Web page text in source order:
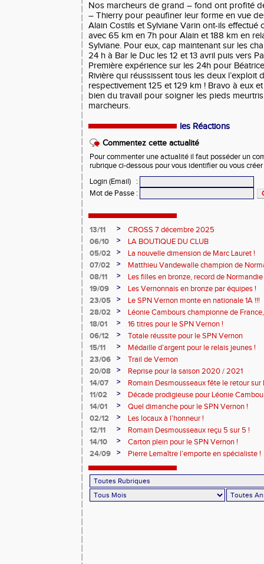
Nos marcheurs de grand – fond ont profité
– Thierry pour peaufiner leur forme en vue
Alain Costils et Sylviane Varin ont-ils effectué
avec 65 km en 7h pour Alain et 188 km en
Sylviane. Pour eux, cap maintenant sur les
24 h à Bar le Duc les 12 et 13 avril puis vers
Première expérience sur les 24h pour
Rivière qui réussissent tous les deux l’exploit
respectivement 125 et 129 km ! Bravo à eux
bien du travail pour soigner les pieds
marcheurs.
les Réactions
Commentez cette actualité
Pour commenter une actualité il faut posséder un
rubrique ci-dessous pour vous identifier ou vous
Login (Email)
:
Mot de Passe :
13/11 >
CROSS 7 décembre 2025
06/10
>
LA BOUTIQUE DU CLUB
05/02
>
La nouvelle dimension de Marc Lauret !
07/02
>
Matthieu Vandewalle champion de
08/11
>
Les filles en bronze, record de
19/09
>
Les Vernonnais en bronze par équipes !
23/05
>
Le SPN Vernon monte en nationale 1A !!!
28/02
>
Léonie Cambours championne de
!
18/01 >
16 titres pour le SPN Vernon !
06/12
>
Totale réussite pour le SPN Vernon
15/11
>
Médaille d’argent pour le relais jeunes !
23/06
>
Trail de Vernon
20/08
>
Reprise pour la saison 2020 / 2021
14/07
>
Romain Desmousseaux fête le retour sur
11/02
>
Décade prodigieuse pour Léonie
14/01
>
Quel dimanche pour le SPN Vernon !
02/12
>
Les locaux à l’honneur !
12/11
>
Romain Desmousseaux reçu 5 sur 5 !
14/10
>
Carton plein pour le SPN Vernon !
24/09
> Pierre Lemaître l’emporte en spécialiste !